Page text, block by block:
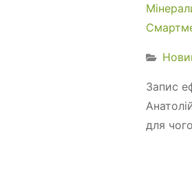
Запис
для